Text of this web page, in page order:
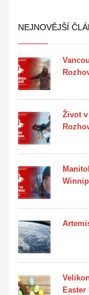
NEJNOVĚJŠÍ
Život v
Easter